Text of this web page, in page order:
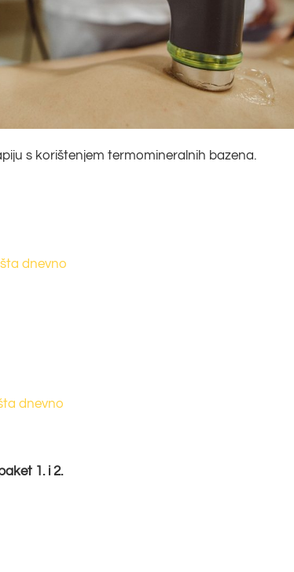
s korištenjem termomineralnih bazena.
dnevno
dnevno
1. i 2.